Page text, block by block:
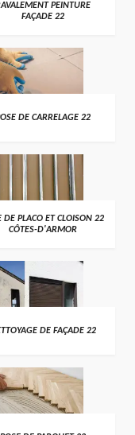
PEINTURE
FAÇADE 22
DE CARRELAGE 22
DE PLACO ET CLOISON 22
CÔTES-D'ARMOR
DE FAÇADE 22